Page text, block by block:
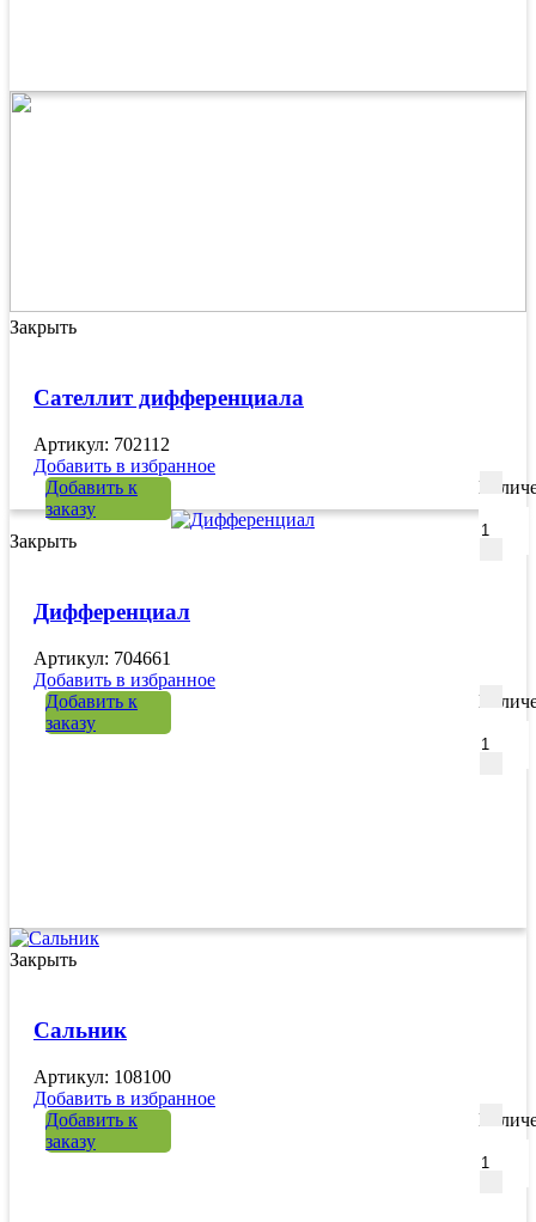
Закрыть
Сателлит дифференциала
Артикул: 702112
Добавить в избранное
Добавить к
заказу
Закрыть
Дифференциал
Артикул: 704661
Добавить в избранное
Добавить к
заказу
Закрыть
Сальник
Артикул: 108100
Добавить в избранное
Добавить к
заказу